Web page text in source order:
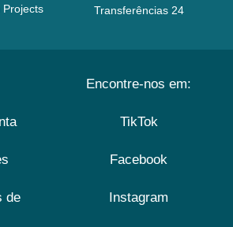
Projects
Transferências 24
de
Encontre-nos em:
TikTok
Facebook
Instagram